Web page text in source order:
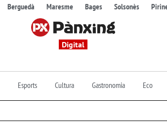
Berguedà Maresme Bages Solsonès
Digital
Esports Cultura Gastronomia Eco